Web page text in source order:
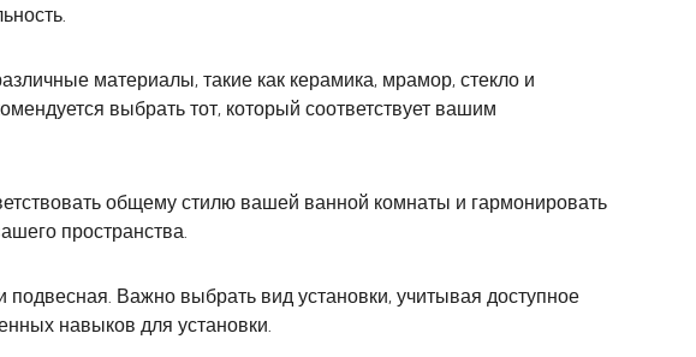
материалы, такие как керамика, мрамор, стекло и
выбрать тот, который соответствует вашим
общему стилю вашей ванной комнаты и гармонировать
пространства.
Важно выбрать вид установки, учитывая доступное
навыков для установки.